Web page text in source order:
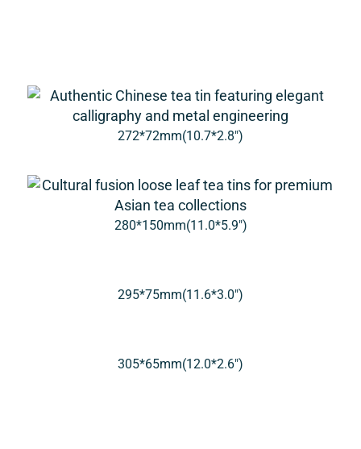
272*72mm(10.7*2.8″)
280*150mm(11.0*5.9″)
295*75mm(11.6*3.0″)
305*65mm(12.0*2.6″)